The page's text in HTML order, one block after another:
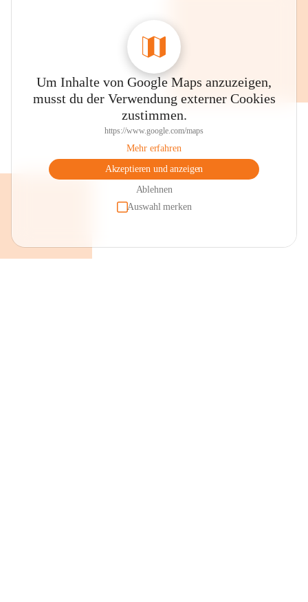
Um Inhalte von Google Maps anzuzeigen,
musst du der Verwendung externer Cookies
zustimmen.
https://www.google.com/maps
Mehr erfahren
Akzeptieren und anzeigen
Ablehnen
Auswahl merken